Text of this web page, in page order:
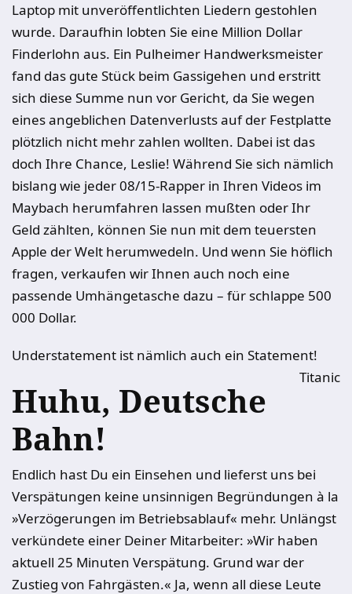
Laptop mit unveröffentlichten Liedern gestohlen
wurde. Daraufhin lobten Sie eine Million Dollar
Finderlohn aus. Ein Pulheimer Handwerksmeister
fand das gute Stück beim Gassigehen und erstritt
sich diese Summe nun vor Gericht, da Sie wegen
eines angeblichen Datenverlusts auf der Festplatte
plötzlich nicht mehr zahlen wollten. Dabei ist das
doch Ihre Chance, Leslie! Während Sie sich nämlich
bislang wie jeder 08/15-Rapper in Ihren Videos im
Maybach herumfahren lassen mußten oder Ihr
Geld zählten, können Sie nun mit dem teuersten
Apple der Welt herumwedeln. Und wenn Sie höflich
fragen, verkaufen wir Ihnen auch noch eine
passende Umhängetasche dazu – für schlappe 500
000 Dollar.
Understatement ist nämlich auch ein Statement!
Titanic
Huhu, Deutsche
Bahn!
Endlich hast Du ein Einsehen und lieferst uns bei
Verspätungen keine unsinnigen Begründungen à la
»Verzögerungen im Betriebsablauf« mehr. Unlängst
verkündete einer Deiner Mitarbeiter: »Wir haben
aktuell 25 Minuten Verspätung. Grund war der
Zustieg von Fahrgästen.« Ja, wenn all diese Leute